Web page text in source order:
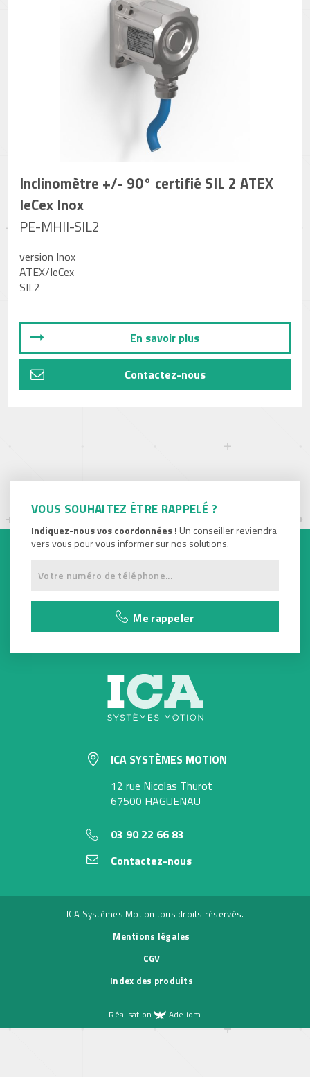
Inclinomètre +/- 90° certifié SIL 2 ATEX
IeCex Inox
PE-MHII-SIL2
version Inox
ATEX/IeCex
SIL2
En savoir plus
Contactez-nous
VOUS SOUHAITEZ ÊTRE RAPPELÉ ?
Indiquez-nous vos coordonnées ! Un conseiller reviendra
vers vous pour vous informer sur nos solutions.
Me rappeler
ICA SYSTÈMES MOTION
12 rue Nicolas Thurot
67500 HAGUENAU
03 90 22 66 83
Contactez-nous
ICA Systèmes Motion tous droits réservés.
Mentions légales
CGV
Index des produits
Réalisation Adeliom